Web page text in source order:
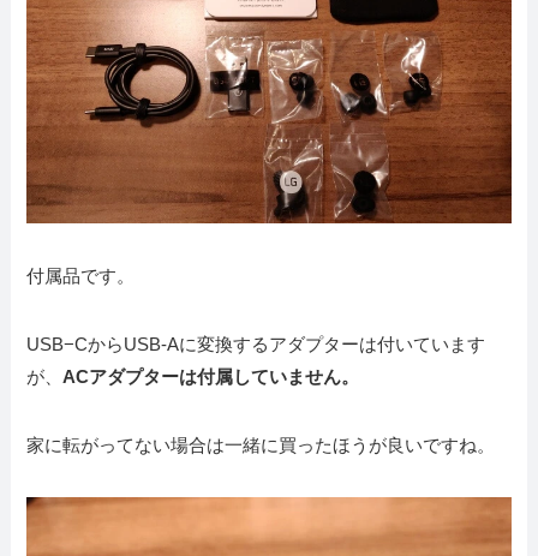
付属品です。
USB−CからUSB-Aに変換するアダプターは付いています
が、ACアダプターは付属していません。
家に転がってない場合は一緒に買ったほうが良いですね。